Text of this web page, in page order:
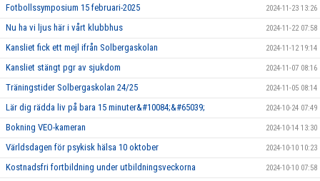
Fotbollssymposium 15 februari-2025 2024-11-23 13:26
Nu ha vi ljus här i vårt klubbhus 2024-11-22 07:58
Kansliet fick ett mejl ifrån Solbergaskolan 2024-11-12 19:14
Kansliet stängt pgr av sjukdom 2024-11-07 08:16
Träningstider Solbergaskolan 24/25 2024-11-05 08:14
Lär dig rädda liv på bara 15 minuter&#10084;&#65039; 2024-10-24 07:49
Bokning VEO-kameran 2024-10-14 13:30
Världsdagen för psykisk hälsa 10 oktober 2024-10-10 10:23
Kostnadsfri fortbildning under utbildningsveckorna 2024-10-10 07:58